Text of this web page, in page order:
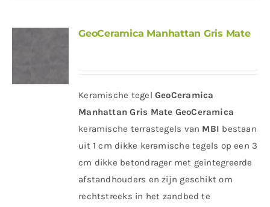
GeoCeramica Manhattan Gris Mate
Keramische tegel GeoCeramica
Manhattan Gris Mate GeoCeramica
keramische terrastegels van MBI bestaan
uit 1 cm dikke keramische tegels op een 3
cm dikke betondrager met geïntegreerde
afstandhouders en zijn geschikt om
rechtstreeks in het zandbed te